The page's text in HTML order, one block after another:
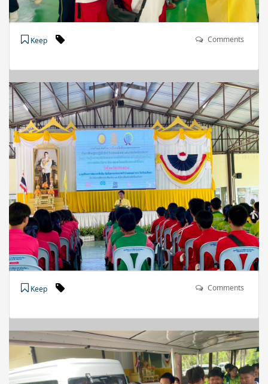
Keep Comments
Keep Comments